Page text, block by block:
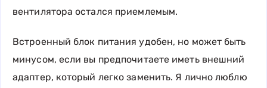
вентилятора остался приемлемым.
Встроенный блок питания удобен, но может быть
минусом, если вы предпочитаете иметь внешний
адаптер, который легко заменить. Я лично люблю